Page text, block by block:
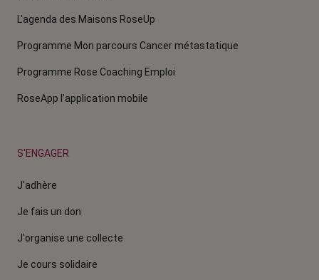
L'agenda des Maisons RoseUp
Programme Mon parcours Cancer métastatique
Programme Rose Coaching Emploi
RoseApp l’application mobile
S'ENGAGER
J'adhère
Je fais un don
J'organise une collecte
Je cours solidaire